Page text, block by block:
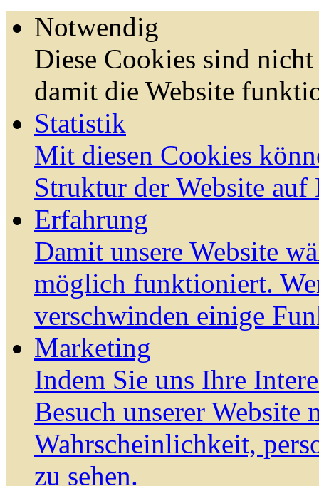
Notwendig
Diese Cookies sind
damit die Website
Statistik
Mit diesen Cookies
Struktur der Website auf
Erfahrung
Damit unsere Website
möglich funktioniert.
verschwinden einige
Marketing
Indem Sie uns Ihre
Besuch unserer Website
Wahrscheinlichkeit,
zu sehen.